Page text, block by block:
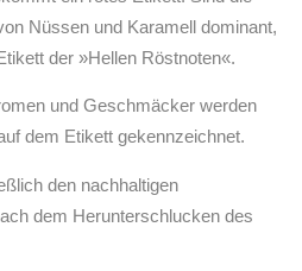
Nüssen und Karamell dominant,
der »Hellen Röstnoten«.
und Geschmäcker werden
dem Etikett gekennzeichnet.
den nachhaltigen
dem Herunterschlucken des